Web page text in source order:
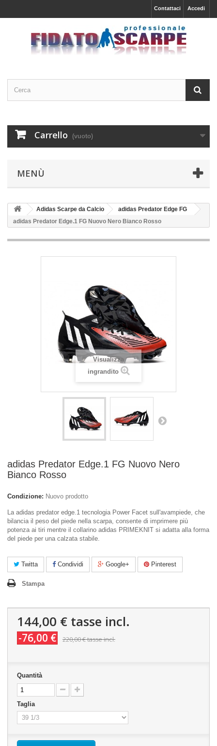
Accedi
Contattaci
Carrello (vuoto)
MENÙ
Adidas Scarpe da Calcio
adidas Predator Edge FG
adidas Predator Edge.1 FG Nuovo Nero Bianco Rosso
Visualizza
ingrandito
adidas Predator Edge.1 FG Nuovo Nero
Bianco Rosso
Condizione: Nuovo prodotto
La adidas predator edge.1 tecnologia Power Facet sull'avampiede, che
bilancia il peso del piede nella scarpa, consente di imprimere più
potenza ai tiri mentre il collarino adidas PRIMEKNIT si adatta alla forma
del piede per una calzata stabile.
Twitta Condividi Google+ Pinterest
Stampa
144,00 € tasse incl.
-76,00 € 220,00 €tasse incl.
Quantità
Taglia